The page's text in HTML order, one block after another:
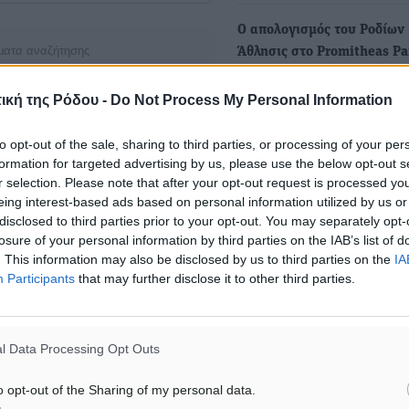
της Ρόδου - Do Not Process My Personal Information
opt-out of the sale, sharing to third parties, or processing of your
for targeted advertising by us, please use the below opt-out
selection. Please note that after your opt-out request is processed
interest-based ads based on personal information utilized by us
to third parties prior to your opt-out. You may separately
of your personal information by third parties on the IAB’s list of
This information may also be disclosed by us to third parties on the
Participants that may further disclose it to other third parties.
Data Processing Opt Outs
opt-out of the Sharing of my personal data.
αναζήτησης
μας στο Google News ★ ↗
Ο απολογισμός του Ροδίων
Άθλησις στο Promitheas
Το Ροδίων Άθλησις
έκανε τον απολογισμό…
ΕΠΙΣΗΣ
άτυχου Ιάκωβου Θωμά
ΑΘΛΗΤΙΚΆ
Μπρένο Σαλβατιέρα
Υπενθύμιση: